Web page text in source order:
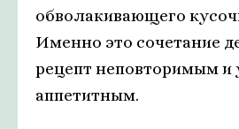
обволакивающего
Именно это сочетание
рецепт неповторимым и
аппетитным.